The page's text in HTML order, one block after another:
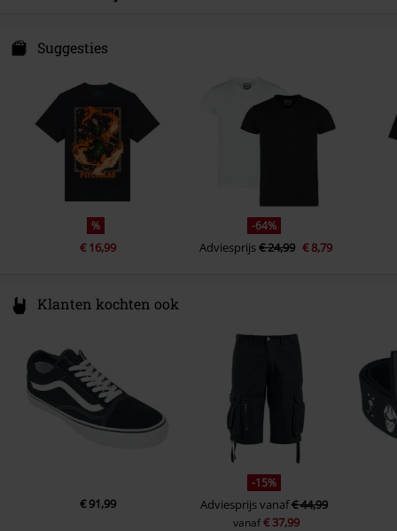
Kleur
Wilhelm-Kabus-Straße 21-35
10829 Berlin
service@bt-merchandising.de
Suggesties
%
€ 16,99
-64%
Adviesprijs€ 24,99 € 8,79
Klanten kochten ook
€ 91,99
-15%
Adviesprijsvanaf€ 44,99
vanaf€ 37,99